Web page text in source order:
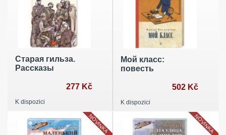
Старая гильза.
Рассказы
277 Kč
K dispozici
Мой класс:
повесть
502 Kč
K dispozici
NOVINKA NOVINKA